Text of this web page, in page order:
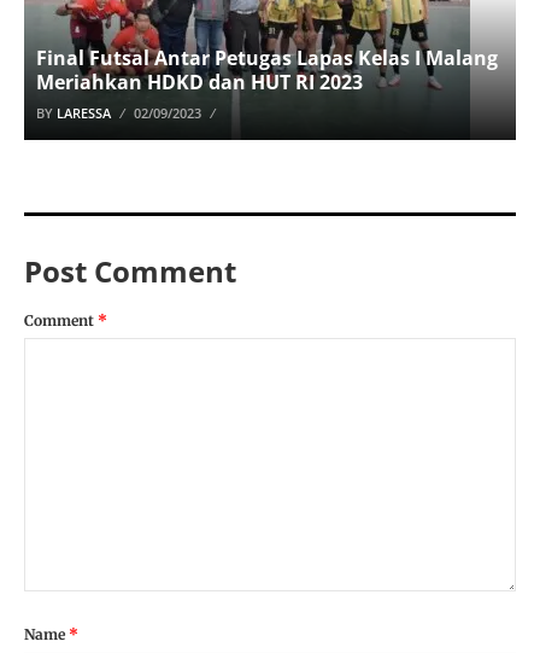
Final Futsal Antar Petugas Lapas Kelas I Malang
Meriahkan HDKD dan HUT RI 2023
BY LARESSA 02/09/2023
Post Comment
Comment *
Name *